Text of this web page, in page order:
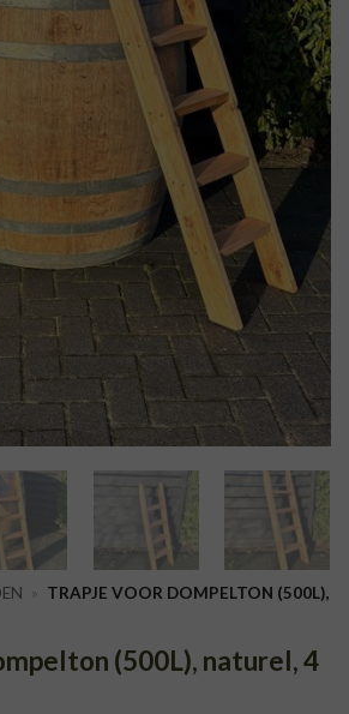
» TRAPJE VOOR DOMPELTON (500L),
(500L), naturel, 4